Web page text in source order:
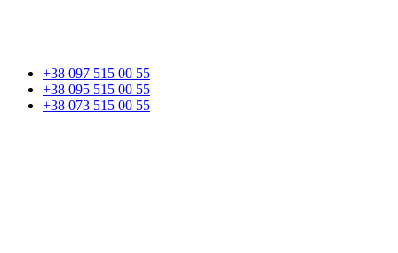
+38 097 515 00 55
+38 095 515 00 55
+38 073 515 00 55